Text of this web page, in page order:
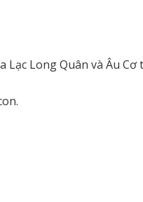
Long Quân và Âu Cơ